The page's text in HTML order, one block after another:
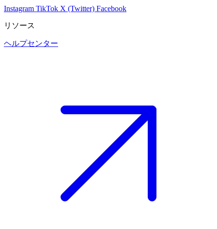
Instagram TikTok X (Twitter) Facebook
リソース
ヘルプセンター